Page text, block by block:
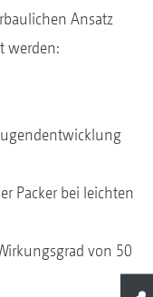
Ansatz
werden:
Packer bei leichten
von 50